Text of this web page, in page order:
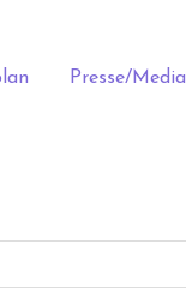
Presse/Media